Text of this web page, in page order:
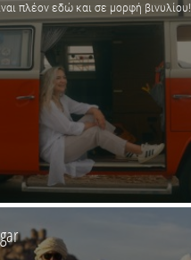
πλέον εδώ και σε μορφή βινυλίου!